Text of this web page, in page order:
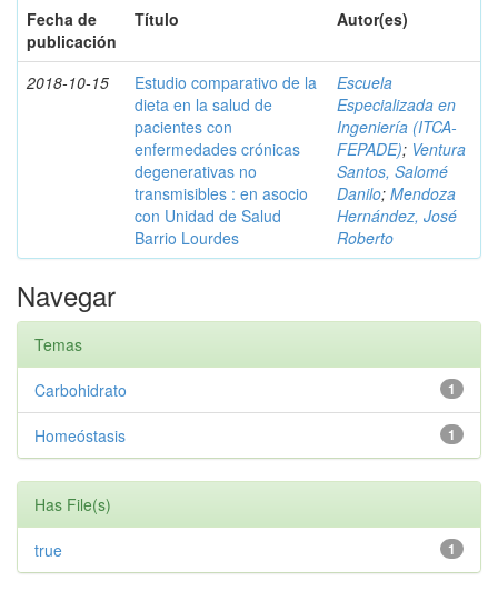
Fecha de
publicación
Título Autor(es)
2018-10-15
Estudio comparativo de la
dieta en la salud de
pacientes con
enfermedades crónicas
degenerativas no
transmisibles : en asocio
con Unidad de Salud
Barrio Lourdes
Escuela
Especializada en
Ingeniería (ITCA-
FEPADE); Ventura
Santos, Salomé
Danilo; Mendoza
Hernández, José
Roberto
Navegar
Temas
1
Carbohidrato
1
Homeóstasis
Has File(s)
1
true